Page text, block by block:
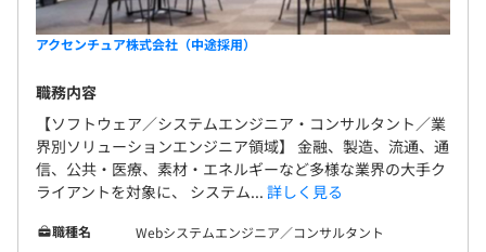
アクセンチュア株式会社（中途採用）
職務内容
【ソフトウェア／システムエンジニア・コンサルタント／業
界別ソリューションエンジニア領域】 金融、製造、流通、通
信、公共・医療、素材・エネルギーなど多様な業界の大手ク
ライアントを対象に、 システム... 詳しく見る
職種名
Webシステムエンジニア／コンサルタント